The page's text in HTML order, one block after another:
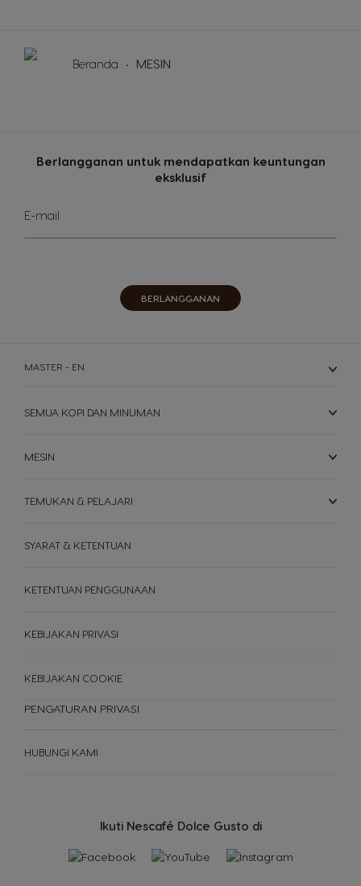
Minuman
Mesin Kopi
Beranda MESIN
Berlangganan untuk mendapatkan keuntungan
eksklusif
Mendaftar
untuk
Newsletter
E-mail
BERLANGGANAN
MASTER - EN
SEMUA KOPI DAN MINUMAN
MESIN
TEMUKAN & PELAJARI
Ikuti Nescafé Dolce Gusto di
HUBUNGI KAMI
SYARAT & KETENTUAN
KETENTUAN PENGGUNAAN
KEBIJAKAN PRIVASI
KEBIJAKAN COOKIE
PENGATURAN PRIVASI